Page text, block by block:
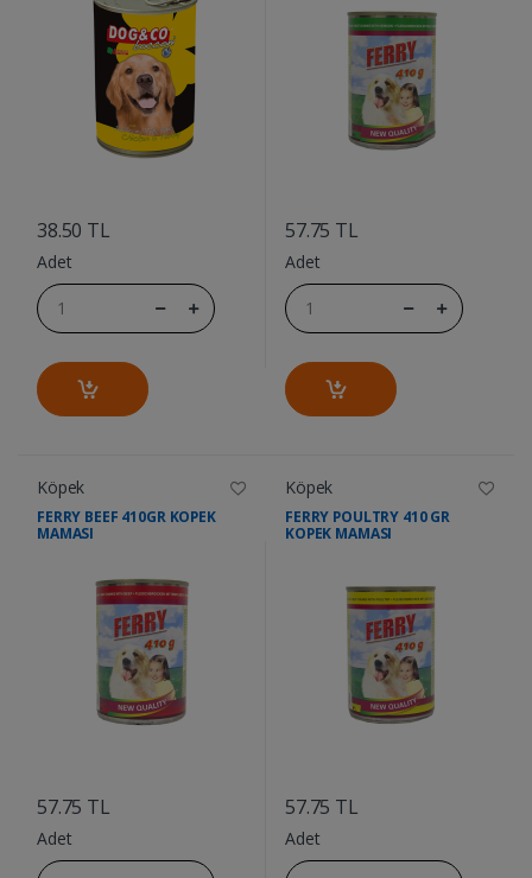
38.50 TL
Adet
57.75 TL
Adet
Köpek
FERRY BEEF 410GR KOPEK
MAMASI
57.75 TL
Adet
Köpek
FERRY POULTRY 410 GR
KOPEK MAMASI
57.75 TL
Adet